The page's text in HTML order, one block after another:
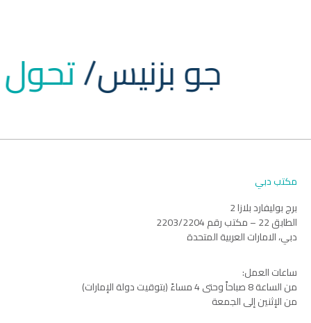
جو بزنيس/
مكتب دبي
برج بوليفارد بلازا 2
الطابق 22 – مكتب رقم 2203/2204
دبي، الامارات العربية المتحدة
ساعات العمل:
من الساعة 8 صباحاً وحتى 4 مساءً (بتوقيت دولة الإمارات)
من الإثنين إلى الجمعة